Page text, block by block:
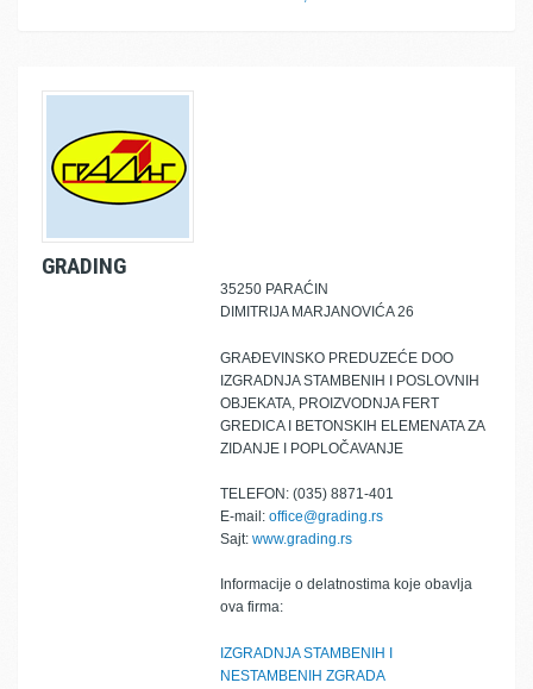
GRADING
35250 PARAĆIN
DIMITRIJA MARJANOVIĆA 26
GRAĐEVINSKO PREDUZEĆE DOO
IZGRADNJA STAMBENIH I POSLOVNIH
OBJEKATA, PROIZVODNJA FERT
GREDICA I BETONSKIH ELEMENATA ZA
ZIDANJE I POPLOČAVANJE
TELEFON: (035) 8871-401
E-mail: office@grading.rs
Sajt: www.grading.rs
Informacije o delatnostima koje obavlja
ova firma:
IZGRADNJA STAMBENIH I
NESTAMBENIH ZGRADA